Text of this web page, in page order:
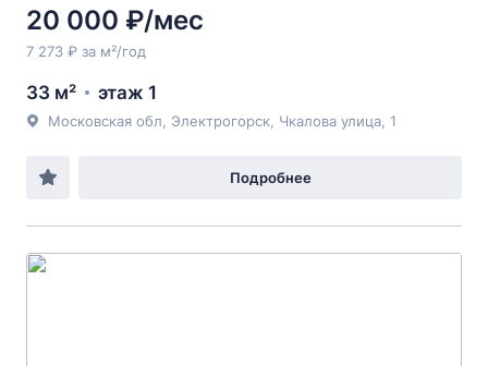
20 000 ₽/мес
7 273 ₽ за м²/год
33 м² этаж 1
Московская обл, Электрогорск, Чкалова улица, 1
Подробнее